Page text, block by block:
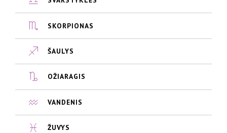
SKORPIONAS
ŠAULYS
OŽIARAGIS
VANDENIS
ŽUVYS